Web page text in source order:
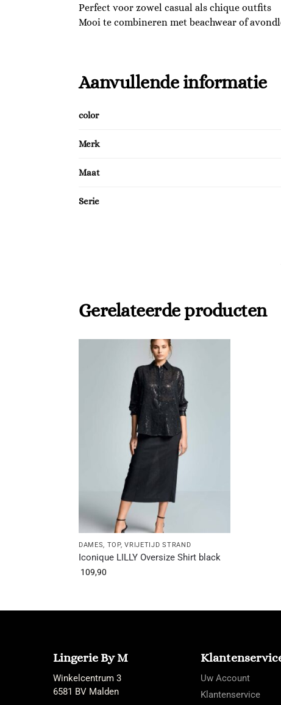
Perfect voor zowel casual als chique outfits
Mooi te combineren met beachwear of
Aanvullende informatie
color
Merk
Maat
Serie
Gerelateerde producten
DAMES, TOP,VRIJETIJD STRAND
Iconique LILLY Oversize Shirt black
109,90
Lingerie By M
Winkelcentrum 3
6581 BV Malden
Uw Account
Klantenservice